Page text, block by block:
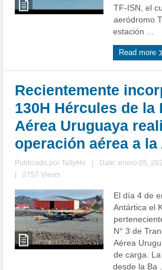
TF-ISN, el
aeródromo
estación ...
Read more
Recientemente
130H Hércules de la
Aérea Uruguaya
operación aérea a
Publicado porTallyHo Date: enero 05,
2757 Views
El día 4 de
Antártica el
N° 3 de
Aérea
de carga.
desde la Ba